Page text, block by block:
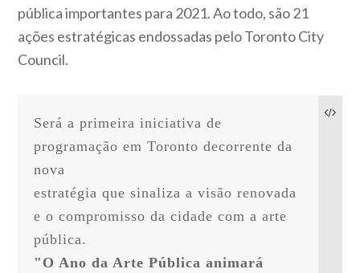
pública importantes para 2021. Ao todo, são 21
ações estratégicas endossadas pelo Toronto City
Council.
Será a primeira iniciativa de
programação em Toronto decorrente da
nova
estratégia que sinaliza a visão renovada
e o compromisso da cidade com a arte
"O Ano da Arte Pública animará